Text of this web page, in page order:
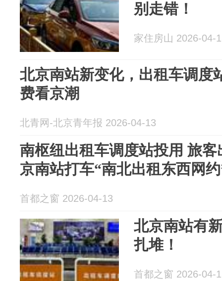
别走错！
家住房山 2026-04-
北京南站新变化，出租车调度
费看京潮
北青网-北京青年报 2026-04-13
南枢纽出租车调度站投用 旅
京南站打车“南北出租东西网
首都之窗 2026-04-13
北京南站有
扎堆！
首都之窗 2026-04-